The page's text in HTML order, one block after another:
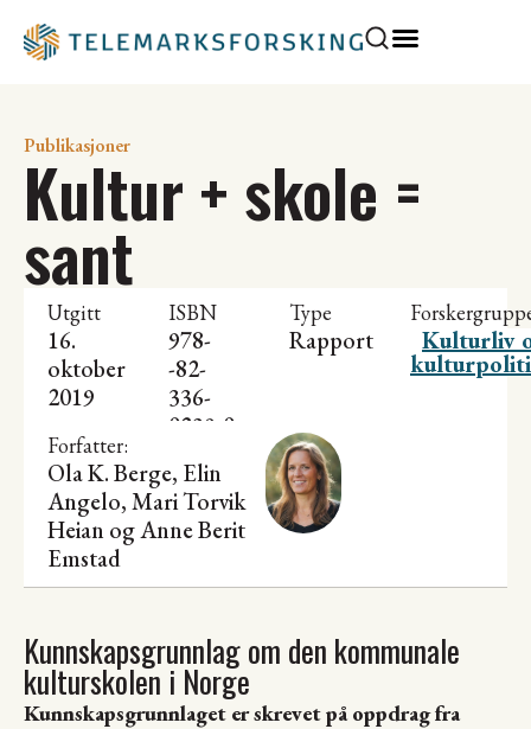
Publikasjoner
Kultur + skole =
sant
Utgitt
16.
oktober
2019
ISBN
978-
-82-
336-
0239-0
Type
Rapport Kulturliv
Forfatter:
Ola K. Berge, Elin
Angelo,Mari Torvik
Heian og Anne Berit
Emstad
Kunnskapsgrunnlag om den kommunale
kulturskolen i Norge
Kunnskapsgrunnlaget er skrevet på oppdrag fra